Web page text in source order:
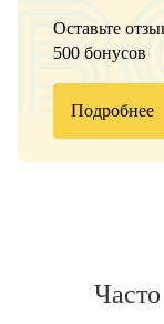
Оставьте
500 бонусов
Подробнее